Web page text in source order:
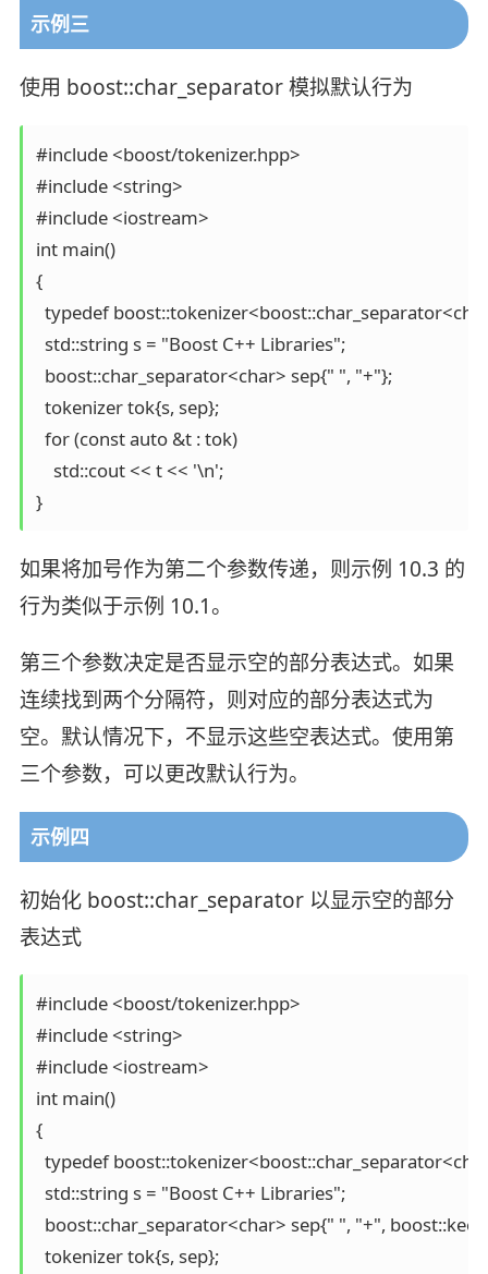
示例三
使用 boost::char_separator 模拟默认行为
#include <boost/tokenizer.hpp>
#include <string>
#include <iostream>
int main()
{
typedef
  std::string s = "Boost C++ Libraries";
  boost::char_separator<char> sep{" ", "+"};
  tokenizer tok{s, sep};
  for (const auto &t : tok)
    std::cout << t << '\n';
}
如果将加号作为第二个参数传递，则示例 10.3 的
行为类似于示例 10.1。
第三个参数决定是否显示空的部分表达式。如果
连续找到两个分隔符，则对应的部分表达式为
空。默认情况下，不显示这些空表达式。使用第
三个参数，可以更改默认行为。
示例四
初始化 boost::char_separator 以显示空的部分
表达式
#include <boost/tokenizer.hpp>
#include <string>
#include <iostream>
int main()
{
typedef
  std::string s = "Boost C++ Libraries";
boost::char_separator<char> sep{" ", "+",
  tokenizer tok{s, sep};